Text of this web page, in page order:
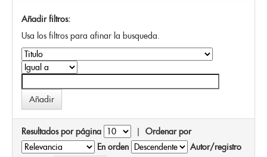
Añadir filtros:
Usa los filtros para afinar la busqueda.
Resultados por página | Ordenar por
En orden
Autor/registro